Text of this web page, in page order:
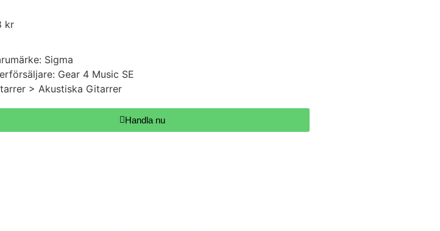
kr
Sigma
Gear 4 Music SE
> Akustiska Gitarrer
Handla nu